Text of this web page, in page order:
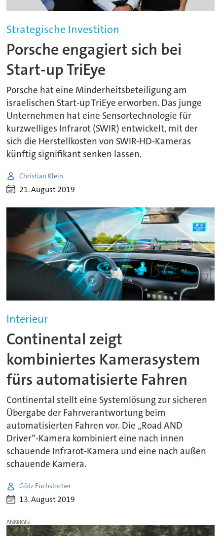
Strategische Investition
Porsche engagiert sich bei
Start-up TriEye
Porsche hat eine Minderheitsbeteiligung am
israelischen Start-up TriEye erworben. Das junge
Unternehmen hat eine Sensortechnologie für
kurzwelliges Infrarot (SWIR) entwickelt, mit der
sich die Herstellkosten von SWIR-HD-Kameras
künftig signifikant senken lassen.
Christian Klein
21. August 2019
Interieur
Continental zeigt
kombiniertes Kamerasystem
fürs automatisierte Fahren
Continental stellt eine Systemlösung zur sicheren
Übergabe der Fahrverantwortung beim
automatisierten Fahren vor. Die „Road AND
Driver”-Kamera kombiniert eine nach innen
schauende Infrarot-Kamera und eine nach außen
schauende Kamera.
Götz Fuchslocher
13. August 2019
ANZEIGE